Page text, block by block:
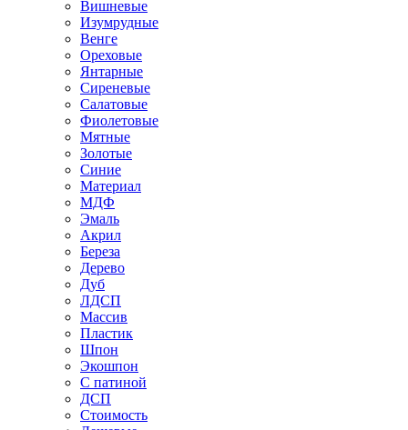
Вишневые
Изумрудные
Венге
Ореховые
Янтарные
Сиреневые
Салатовые
Фиолетовые
Мятные
Золотые
Синие
Материал
МДФ
Эмаль
Акрил
Береза
Дерево
Дуб
ЛДСП
Массив
Пластик
Шпон
Экошпон
С патиной
ДСП
Стоимость